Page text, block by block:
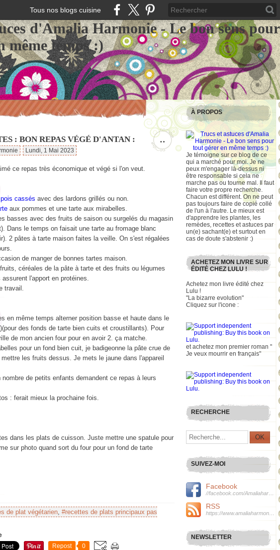
Tous nos blogs cuisine
d'Amalia Harmonie - Le bon sens pour
même temps :)
…
: BON REPAS VÉGÉ D'ANTAN :
Lundi, 1 Mai 2023
ce repas très économique et végé si l'on veut.
cassés avec des lardons grillés ou non.
aux pommes et une tarte aux mirabelles.
basses avec des fruits de saison ou surgelés du magasin
Dans le temps on faisait une tarte au fromage blanc
2 pâtes à tarte maison faites la veille. On s'est régalées
de manger de bonnes tartes maison.
céréales de la pâte à tarte et des fruits ou légumes
l'apport en protéines.
travail.
en même temps alterner position basse et haute dans le
des fonds de tarte bien cuits et croustillants). Pour
de mon ancien four pour en avoir 2. ça matche.
pour un fond bien cuit, je badigeonne la pâte crue de
les fruits dessus. Je mets le jaune dans l'appareil
nombre de petits enfants demandent ce repas à leurs
: ferait mieux la prochaine fois.
dans les plats de cuisson. Juste mettre une spatule pour
sur photo quand sort du four pour un fond de tarte
de plat végétarien, #recettes de plats principaux pas
Repost 0
À PROPOS
Je témoigne sur ce blog de ce
qui a marché pour moi. Je ne
peux m'engager là-dessus ni
être responsable si cela ne
marche pas ou tourne mal. Il faut
faire votre propre recherche.
Chacun est différent. On ne peut
pas toujours faire de copié collé
de l'un à l'autre. Le mieux est
d'apprendre les plantes, les
remèdes, recettes et astuces par
un(e) sachant(e) et surtout en
cas de doute s'abstenir :)
ACHETEZ MON LIVRE SUR
ÉDITÉ CHEZ LULU !
Achetez mon livre édité chez
Lulu !
"La bizarre evolution"
Cliquez sur l'icone :
et achetez mon premier roman "
Je veux mourrir en français"
RECHERCHE
SUIVEZ-MOI
Facebook
RSS
NEWSLETTER